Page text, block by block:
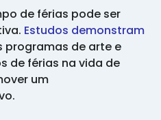
de férias pode ser
Estudos demonstram
programas de arte e
de férias na vida de
um